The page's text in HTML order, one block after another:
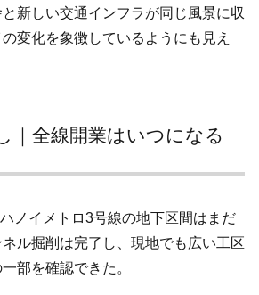
新しい交通インフラが同じ風景に収
変化を象徴しているようにも見え
｜全線開業はいつになる
ノイメトロ3号線の地下区間はまだ
ル掘削は完了し、現地でも広い工区
部を確認できた。